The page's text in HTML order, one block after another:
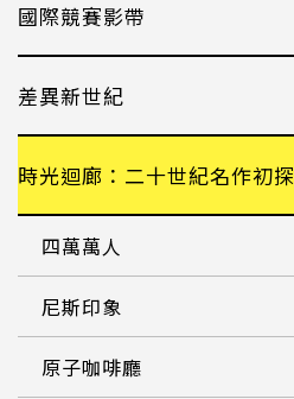
國際競賽影帶
差異新世紀
時光迴廊：二十世紀名作初探
四萬萬人
尼斯印象
原子咖啡廳